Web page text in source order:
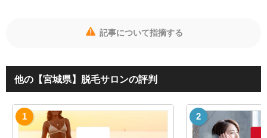
記事について指摘する
他の【宮城県】脱毛サロンの評判